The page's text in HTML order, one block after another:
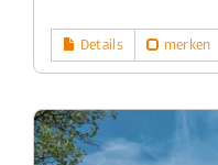
Details merken